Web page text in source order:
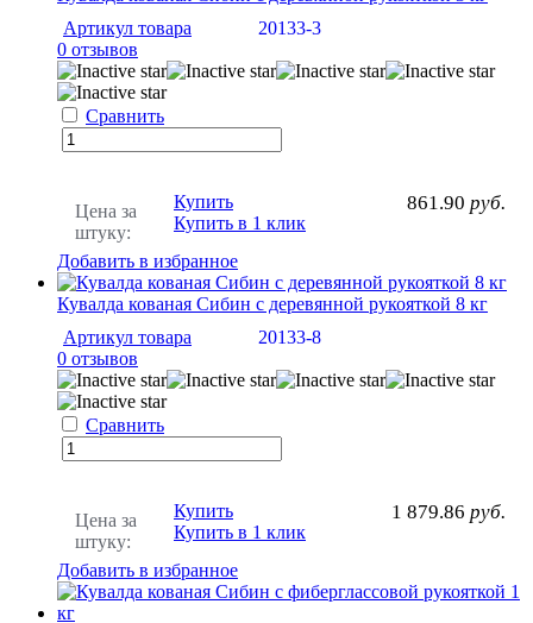
Артикул товара
20133-3
0 отзывов
Сравнить
Цена за
штуку:
861.90 руб.
Купить
Купить в 1 клик
Добавить в избранное
Кувалда кованая Сибин с деревянной рукояткой 8 кг
Артикул товара
20133-8
0 отзывов
Сравнить
Цена за
штуку:
1 879.86 руб.
Купить
Купить в 1 клик
Добавить в избранное